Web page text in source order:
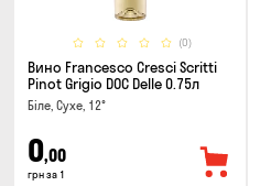
(0)
Вино Francesco Cresci Scritti
Pinot Grigio DOC Delle 0.75л
Біле, Сухе, 12°
0,00
грн за 1